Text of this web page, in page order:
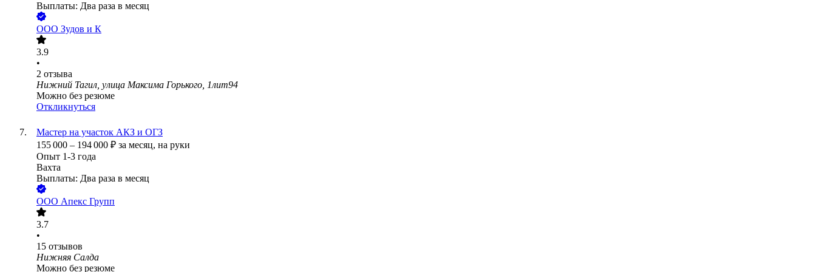
Выплаты: Два раза в месяц
ООО Зудов и К
3.9
•
2 отзыва
Нижний Тагил, улица Максима Горького, 1лит94
Можно без резюме
Откликнуться
Мастер на участок АКЗ и ОГЗ
155 000 – 194 000 ₽ за месяц, на руки
Опыт 1-3 года
Вахта
Выплаты: Два раза в месяц
ООО Апекс Групп
3.7
•
15 отзывов
Нижняя Салда
Можно без резюме